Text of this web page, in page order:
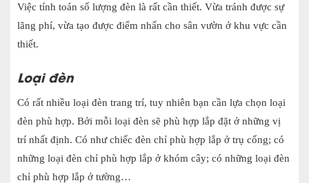
Việc tính toán số lượng đèn là rất cần thiết. Vừa tránh được sự
lãng phí, vừa tạo được điểm nhấn cho sân vườn ở khu vực cần
thiết.
Loại đèn
Có rất nhiều loại đèn trang trí, tuy nhiên bạn cần lựa chọn loại
đèn phù hợp. Bởi mỗi loại đèn sẽ phù hợp lắp đặt ở những vị
trí nhất định. Có như chiếc đèn chỉ phù hợp lắp ở trụ cổng; có
những loại đèn chỉ phù hợp lắp ở khóm cây; có những loại đèn
chỉ phù hợp lắp ở tường…